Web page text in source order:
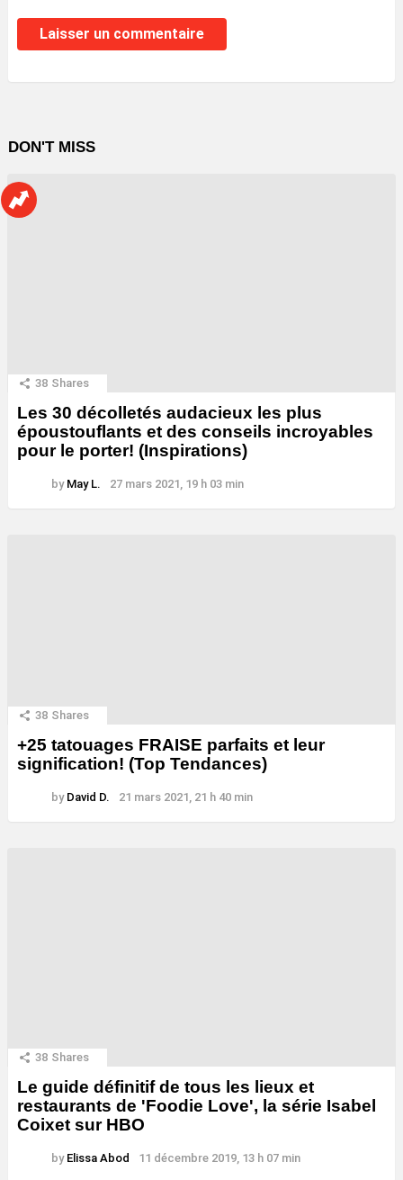
DON'T MISS
38 Shares
Les 30 décolletés audacieux les plus
époustouflants et des conseils incroyables
pour le porter! (Inspirations)
by May L. 27 mars 2021, 19 h 03 min
38 Shares
+25 tatouages ​​FRAISE parfaits et leur
signification! (Top Tendances)
by David D. 21 mars 2021, 21 h 40 min
38 Shares
Le guide définitif de tous les lieux et
restaurants de 'Foodie Love', la série Isabel
Coixet sur HBO
by Elissa Abod 11 décembre 2019, 13 h 07 min